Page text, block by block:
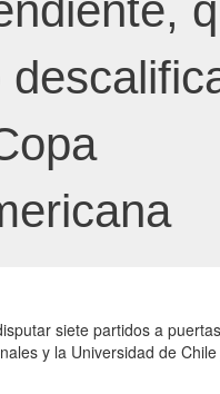
siete partidos a
y la Universidad de